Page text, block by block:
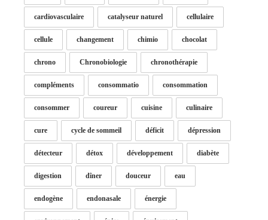
cardiovasculaire catalyseur naturel cellulaire
cellule changement chimio chocolat
chrono Chronobiologie chronothérapie
compléments consommatio consommation
consommer coureur cuisine culinaire
cure cycle de sommeil déficit dépression
détecteur détox développement diabète
digestion dîner douceur eau
endogène endonasale énergie